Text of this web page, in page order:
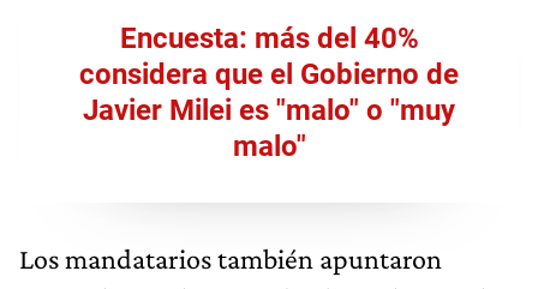
Encuesta: más del 40%
considera que el Gobierno de
Javier Milei es "malo" o "muy
malo"
Los mandatarios también apuntaron